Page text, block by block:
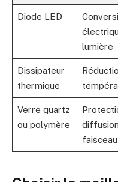
Diode LED
lumière
Dissipateur
thermique
Verre quartz
ou polymère
faisceau